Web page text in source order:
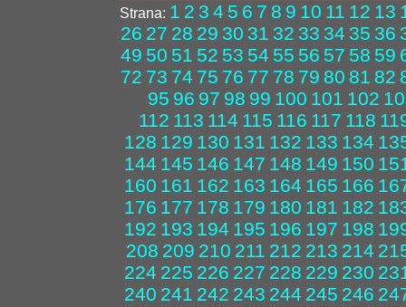
Strana: 1 2 3 4 5 6 7 8 9 10 11 12 13
26 27 28 29 30 31 32 33 34 35 36
49 50 51 52 53 54 55 56 57 58 59
72 73 74 75 76 77 78 79 80 81 82
95 96 97 98 99 100 101 102
112 113 114 115 116 117 118
128 129 130 131 132 133 134
144 145 146 147 148 149 150
160 161 162 163 164 165 166
176 177 178 179 180 181 182
192 193 194 195 196 197 198
208 209 210 211 212 213 214
224 225 226 227 228 229 230
240 241 242 243 244 245 246